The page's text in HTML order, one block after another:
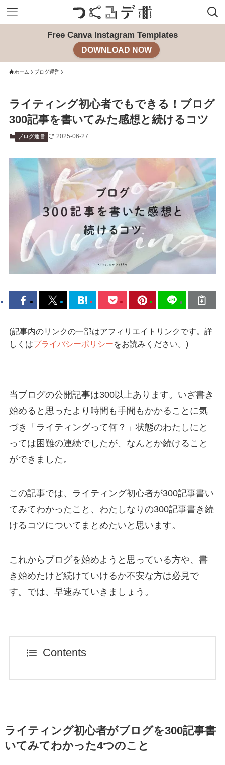
Free Canva Instagram Templates
DOWNLOAD NOW
ホーム ブログ運営
ライティング初心者でもできる！ブログ
300記事を書いてみた感想と続けるコツ
ブログ運営 2025-06-27
(記事内のリンクの一部はアフィリエイトリンクです。詳
しくはプライバシーポリシーをお読みください。)
当ブログの公開記事は300以上あります。いざ書き
始めると思ったより時間も手間もかかることに気
づき「ライティングって何？」状態のわたしにと
っては困難の連続でしたが、なんとか続けること
ができました。
この記事では、ライティング初心者が300記事書い
てみてわかったこと、わたしなりの300記事書き続
けるコツについてまとめたいと思います。
これからブログを始めようと思っている方や、書
き始めたけど続けていけるか不安な方は必見で
す。では、早速みていきましょう。
Contents
ライティング初心者がブログを300記事書
いてみてわかった4つのこと